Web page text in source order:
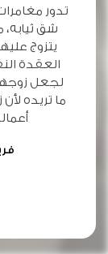
تدور
شق
يتزوج
العقدة
لجعل
ما تريده